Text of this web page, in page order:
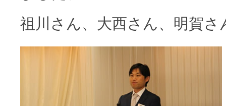
祖川さん、大西さん、明賀